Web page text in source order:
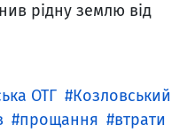
рідну землю від
ОТГ
Козловський
прощання
втрати